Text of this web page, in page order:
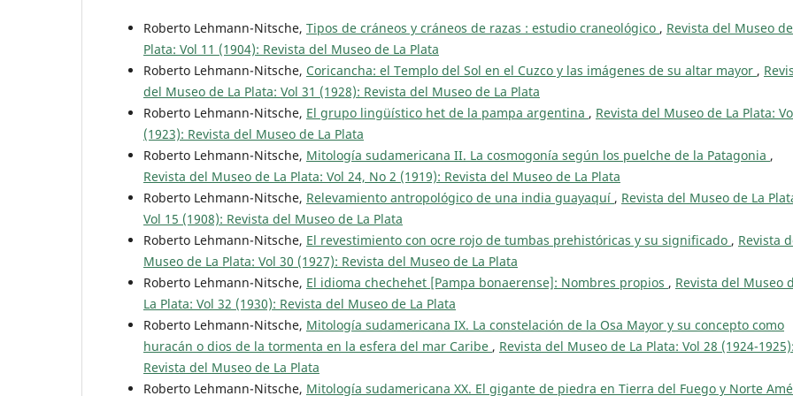
Roberto Lehmann-Nitsche, Tipos de cráneos y cráneos de razas : estudio craneológico , Revista del Museo
Plata: Vol 11 (1904): Revista del Museo de La Plata
Roberto Lehmann-Nitsche, Coricancha: el Templo del Sol en el Cuzco y las imágenes de su altar mayor ,
del Museo de La Plata: Vol 31 (1928): Revista del Museo de La Plata
Roberto Lehmann-Nitsche, El grupo lingüístico het de la pampa argentina , Revista del Museo de La Plata:
(1923): Revista del Museo de La Plata
Roberto Lehmann-Nitsche, Mitología sudamericana II. La cosmogonía según los puelche de la Patagonia ,
Revista del Museo de La Plata: Vol 24, No 2 (1919): Revista del Museo de La Plata
Roberto Lehmann-Nitsche, Relevamiento antropológico de una india guayaquí , Revista del Museo de La
Vol 15 (1908): Revista del Museo de La Plata
Roberto Lehmann-Nitsche, El revestimiento con ocre rojo de tumbas prehistóricas y su significado , Revista
Museo de La Plata: Vol 30 (1927): Revista del Museo de La Plata
Roberto Lehmann-Nitsche, El idioma chechehet [Pampa bonaerense]: Nombres propios , Revista del Museo
La Plata: Vol 32 (1930): Revista del Museo de La Plata
Roberto Lehmann-Nitsche, Mitología sudamericana IX. La constelación de la Osa Mayor y su concepto como
huracán o dios de la tormenta en la esfera del mar Caribe , Revista del Museo de La Plata: Vol 28 (1924-1925):
Revista del Museo de La Plata
Roberto Lehmann-Nitsche, Mitología sudamericana XX. El gigante de piedra en Tierra del Fuego y Norte